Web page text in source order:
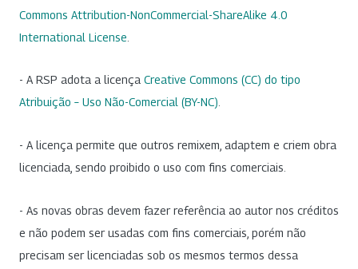
Commons Attribution-NonCommercial-ShareAlike 4.0
International License
- A RSP adota a licença Creative Commons (CC) do tipo
Atribuição – Uso Não-Comercial (BY-NC)
- A licença permite que outros remixem, adaptem e criem obra
licenciada, sendo proibido o uso com fins comerciais.
- As novas obras devem fazer referência ao autor nos créditos
e não podem ser usadas com fins comerciais, porém não
precisam ser licenciadas sob os mesmos termos dessa